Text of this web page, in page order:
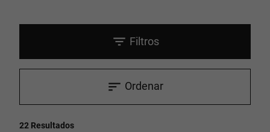
Filtros
22 Resultados
Ordenar